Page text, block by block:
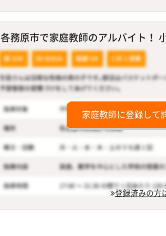
各務原市で家庭教師のアルバイト！
家庭教師に登録して
登録済みの方